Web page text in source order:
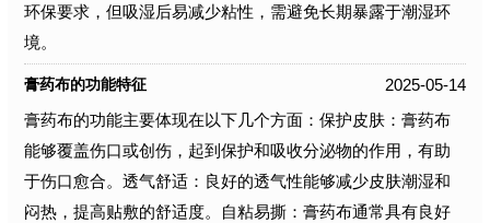
环保要求，但吸湿后易减少粘性，需避免长期暴露于潮湿环
境。
膏药布的功能特征
2025-05-14
膏药布的功能主要体现在以下几个方面：保护皮肤：膏药布
能够覆盖伤口或创伤，起到保护和吸收分泌物的作用，有助
于伤口愈合。透气舒适：良好的透气性能够减少皮肤潮湿和
闷热，提高贴敷的舒适度。自粘易撕：膏药布通常具有良好